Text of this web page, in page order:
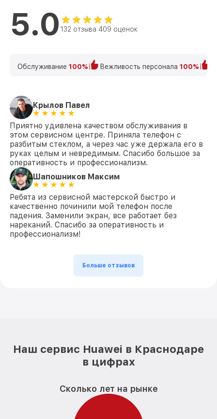
5.0 132 отзыва 409 оценок
Обслуживание 100% Вежливость персонала 100%
Крылов Павел
Приятно удивлена качеством обслуживания в
этом сервисном центре. Приняла телефон с
разбитым стеклом, а через час уже держала его в
руках целым и невредимым. Спасибо большое за
оперативность и профессионализм.
Шапошников Максим
Ребята из сервисной мастерской быстро и
качественно починили мой телефон после
падения. Заменили экран, все работает без
нареканий. Спасибо за оперативность и
профессионализм!
Больше отзывов
Наш сервис Huawei в Краснодаре
в цифрах
Сколько лет на рынке